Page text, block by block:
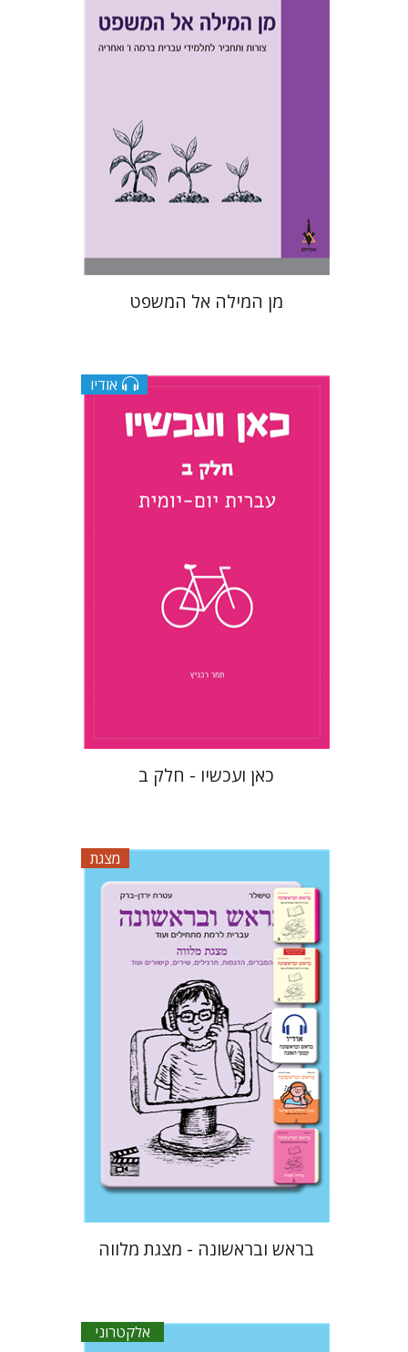
הנחת אתר ספר מודפס
מן המילה אל המשפט
אודיו
תמר רכניץ
כאן ועכשיו - חלק ב
מצגת
עטרת ירדן-ברק גוני טישלר
$33
בראש ובראשונה - מצגת מלווה
אלקטרוני